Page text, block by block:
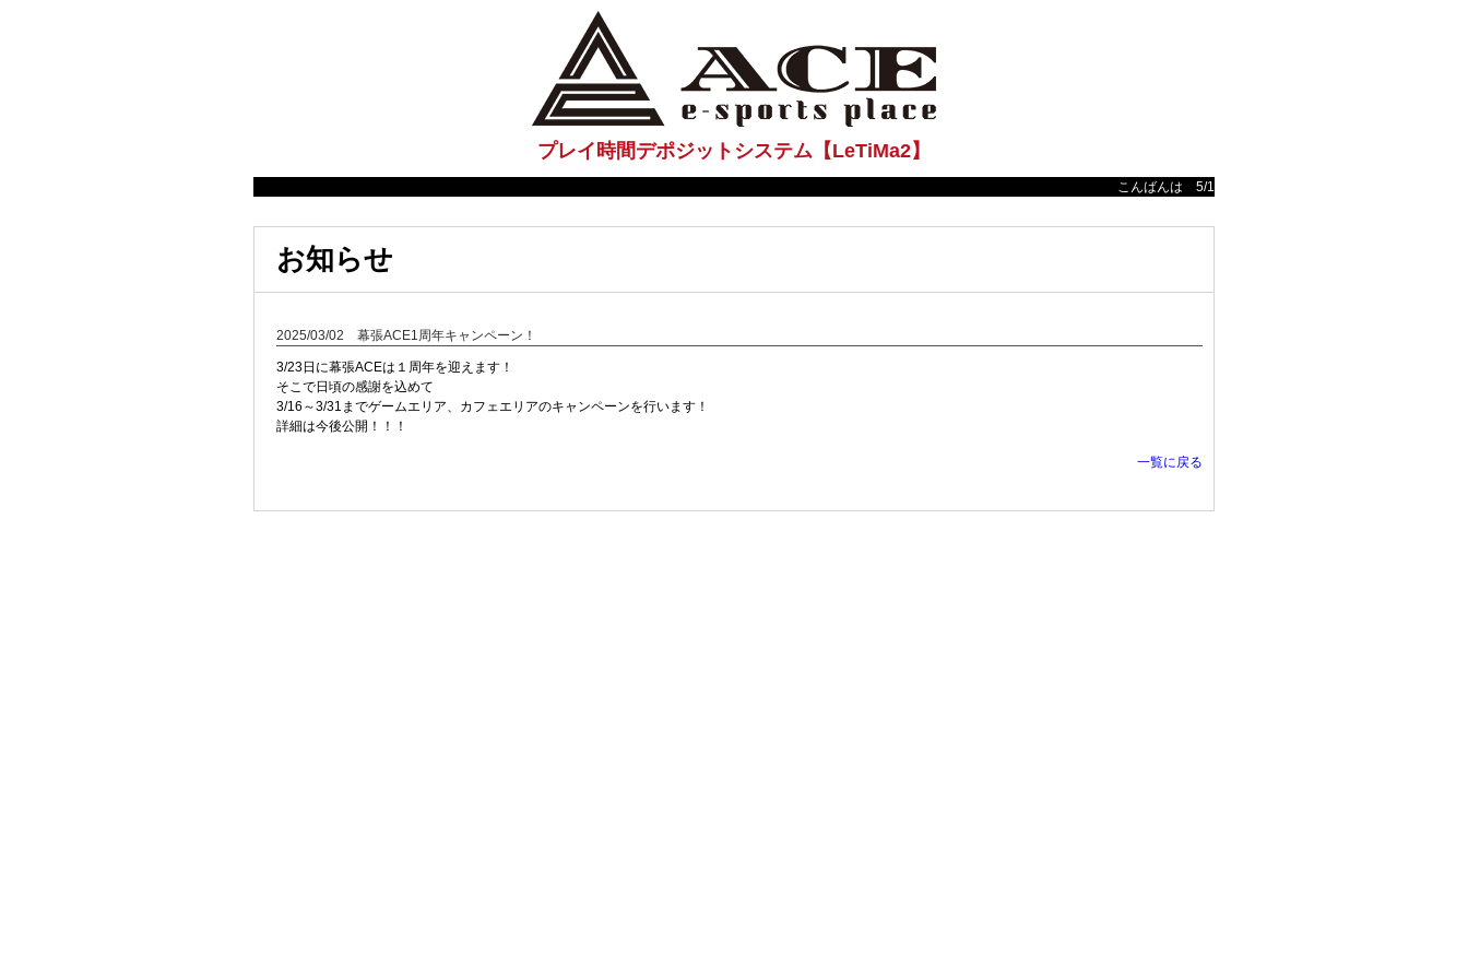
プレイ時間デポジットシステム【LeTiMa2】
こんばんは 5/18(日)11：00～ 最大76名 ACE CUP
お知らせ
2025/03/02 幕張ACE1周年キャンペーン！
3/23日に幕張ACEは１周年を迎えます！
そこで日頃の感謝を込めて
3/16～3/31までゲームエリア、カフェエリアのキャンペーンを行います！
詳細は今後公開！！！
一覧に戻る